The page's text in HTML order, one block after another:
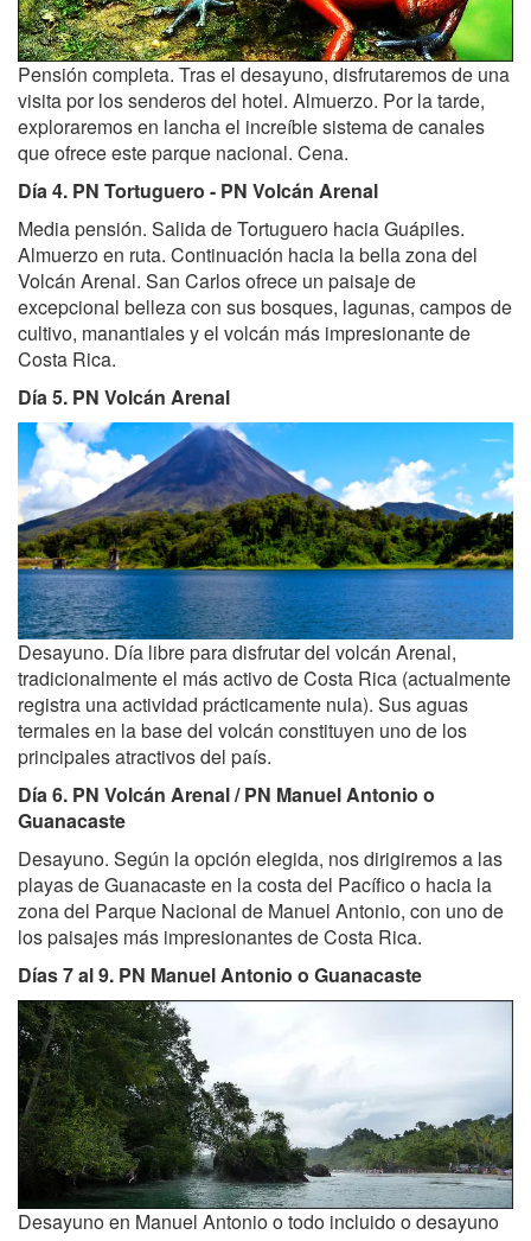
Pensión completa. Tras el desayuno, disfrutaremos de una
visita por los senderos del hotel. Almuerzo. Por la tarde,
exploraremos en lancha el increíble sistema de canales
que ofrece este parque nacional. Cena.
Día 4. PN Tortuguero - PN Volcán Arenal
Media pensión. Salida de Tortuguero hacia Guápiles.
Almuerzo en ruta. Continuación hacia la bella zona del
Volcán Arenal. San Carlos ofrece un paisaje de
excepcional belleza con sus bosques, lagunas, campos de
cultivo, manantiales y el volcán más impresionante de
Costa Rica.
Día 5. PN Volcán Arenal
Desayuno. Día libre para disfrutar del volcán Arenal,
tradicionalmente el más activo de Costa Rica (actualmente
registra una actividad prácticamente nula). Sus aguas
termales en la base del volcán constituyen uno de los
principales atractivos del país.
Día 6. PN Volcán Arenal / PN Manuel Antonio o
Guanacaste
Desayuno. Según la opción elegida, nos dirigiremos a las
playas de Guanacaste en la costa del Pacífico o hacia la
zona del Parque Nacional de Manuel Antonio, con uno de
los paisajes más impresionantes de Costa Rica.
Días 7 al 9. PN Manuel Antonio o Guanacaste
Desayuno en Manuel Antonio o todo incluido o desayuno